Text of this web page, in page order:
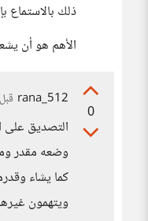
ذلك بالاستماع
الأهم هو أن
0
rana_512
التصديق
وضعه مقدر
كما يشاء
ويتهمون